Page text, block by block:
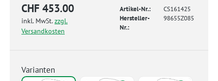
CHF 453.00
inkl. MwSt.zzgl.
Versandkosten
Artikel-Nr.:
CS161425
Hersteller-
Nr.:
98655Z085
Varianten